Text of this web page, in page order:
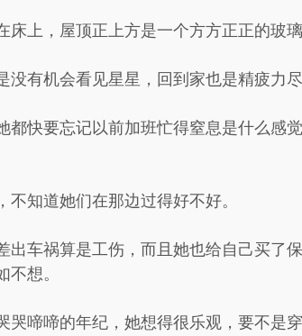
床上，屋顶正上方是一个方方正正的玻
没有机会看见星星，回到家也是精疲力
都快要忘记以前加班忙得窒息是什么感
知道她们在那边过得好不好。
出车祸算是工伤，而且她也给自己买了
想。
哭啼啼的年纪，她想得很乐观，要不是